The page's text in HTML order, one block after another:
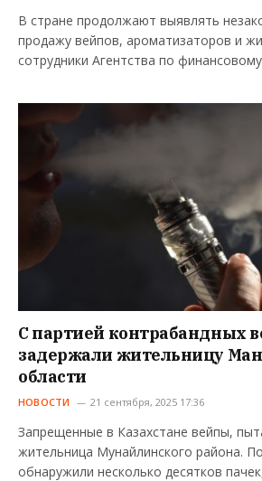
В стране продолжают выявлять
продажу вейпов, ароматизаторов и
сотрудники Агентства по
С партией контрабандных
задержали жительницу
области
НОВОСТИ 21 сентября, 2025 17:36
Запрещенные в Казахстане вейпы,
жительница Мунайлинского района.
обнаружили несколько десятков